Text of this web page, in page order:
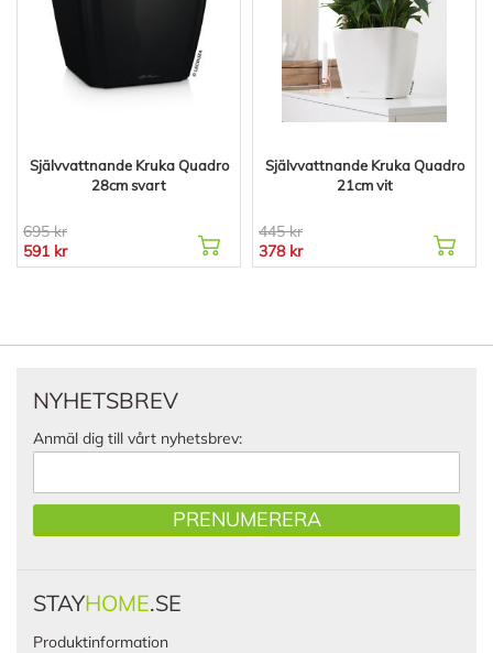
Självvattnande Kruka Quadro
28cm svart
695 kr
591 kr
Självvattnande Kruka Quadro
21cm vit
445 kr
378 kr
NYHETSBREV
Anmäl dig till vårt nyhetsbrev:
PRENUMERERA
STAYHOME.SE
Produktinformation